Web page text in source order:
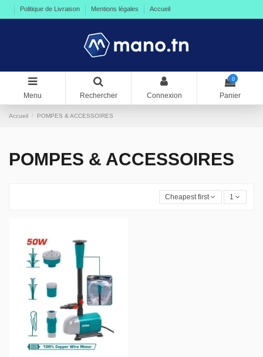
Politique de Livraison Mentions légales Accueil
Menu Rechercher Connexion
0
Panier
Accueil POMPES & ACCESSOIRES
POMPES & ACCESSOIRES
Cheapest first 1